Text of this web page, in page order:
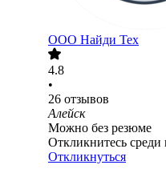
ООО Найди Тех
4.8
•
26 отзывов
Алейск
Можно без резюме
Откликнитесь среди
Откликнуться